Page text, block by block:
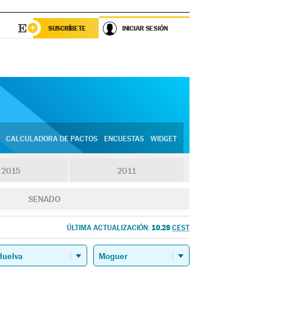
SUSCRÍBETE INICIAR SESIÓN
CALCULADORA DE PACTOS ENCUESTAS WIDGET
2015 2011
SENADO
ÚLTIMA ACTUALIZACIÓN: 10.28 CEST